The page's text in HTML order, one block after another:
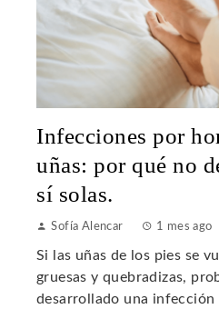
Infecciones por
uñas: por qué no
sí solas.
Sofía Alencar 1 mes ago
Si las uñas de los pies se
gruesas y quebradizas,
desarrollado una infección